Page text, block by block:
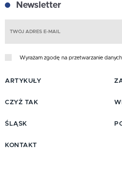
Newsletter
Wyrażam zgodę na przetwarzanie
ARTYKUŁY
CZYŻ TAK
ŚLĄSK
KONTAKT